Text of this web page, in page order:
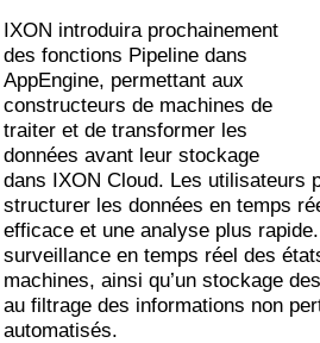
IXON introduira prochainement
des fonctions Pipeline dans
AppEngine, permettant aux
constructeurs de machines de
traiter et de transformer les
données avant leur stockage
dans IXON Cloud. Les utilisateurs
structurer les données en temps
efficace et une analyse plus
surveillance en temps réel des
machines, ainsi qu’un stockage
au filtrage des informations non
automatisés.